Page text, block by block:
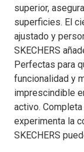
superior,
superficies. El
ajustado y
SKECHERS
Perfectas para
funcionalidad y
imprescindible
activo.
experimenta la
SKECHERS